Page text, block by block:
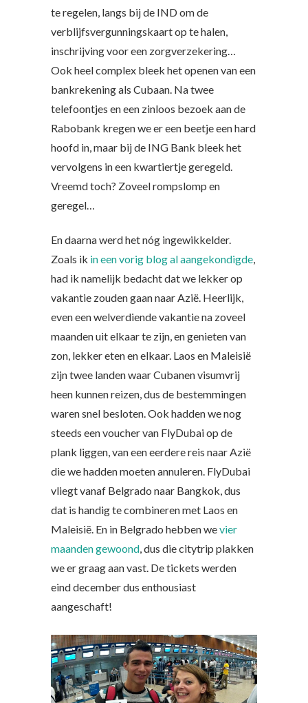
te regelen, langs bij de IND om de
verblijfsvergunningskaart op te halen,
inschrijving voor een zorgverzekering…
Ook heel complex bleek het openen van een
bankrekening als Cubaan. Na twee
telefoontjes en een zinloos bezoek aan de
Rabobank kregen we er een beetje een hard
hoofd in, maar bij de ING Bank bleek het
vervolgens in een kwartiertje geregeld.
Vreemd toch? Zoveel rompslomp en
geregel…
En daarna werd het nóg ingewikkelder.
Zoals ik in een vorig blog al aangekondigde
had ik namelijk bedacht dat we lekker op
vakantie zouden gaan naar Azië. Heerlijk,
even een welverdiende vakantie na zoveel
maanden uit elkaar te zijn, en genieten van
zon, lekker eten en elkaar. Laos en Maleisië
zijn twee landen waar Cubanen visumvrij
heen kunnen reizen, dus de bestemmingen
waren snel besloten. Ook hadden we nog
steeds een voucher van FlyDubai op de
plank liggen, van een eerdere reis naar Azië
die we hadden moeten annuleren. FlyDubai
vliegt vanaf Belgrado naar Bangkok, dus
dat is handig te combineren met Laos en
Maleisië. En in Belgrado hebben wevier
maanden gewoond , dus die citytrip plakken
we er graag aan vast. De tickets werden
eind december dus enthousiast
aangeschaft!